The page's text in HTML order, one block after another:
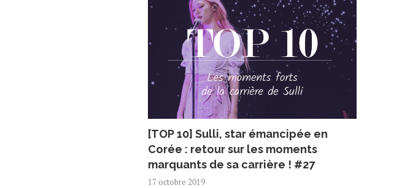
[TOP 10] Sulli, star émancipée en
Corée : retour sur les moments
marquants de sa carrière ! #27
17 octobre 2019